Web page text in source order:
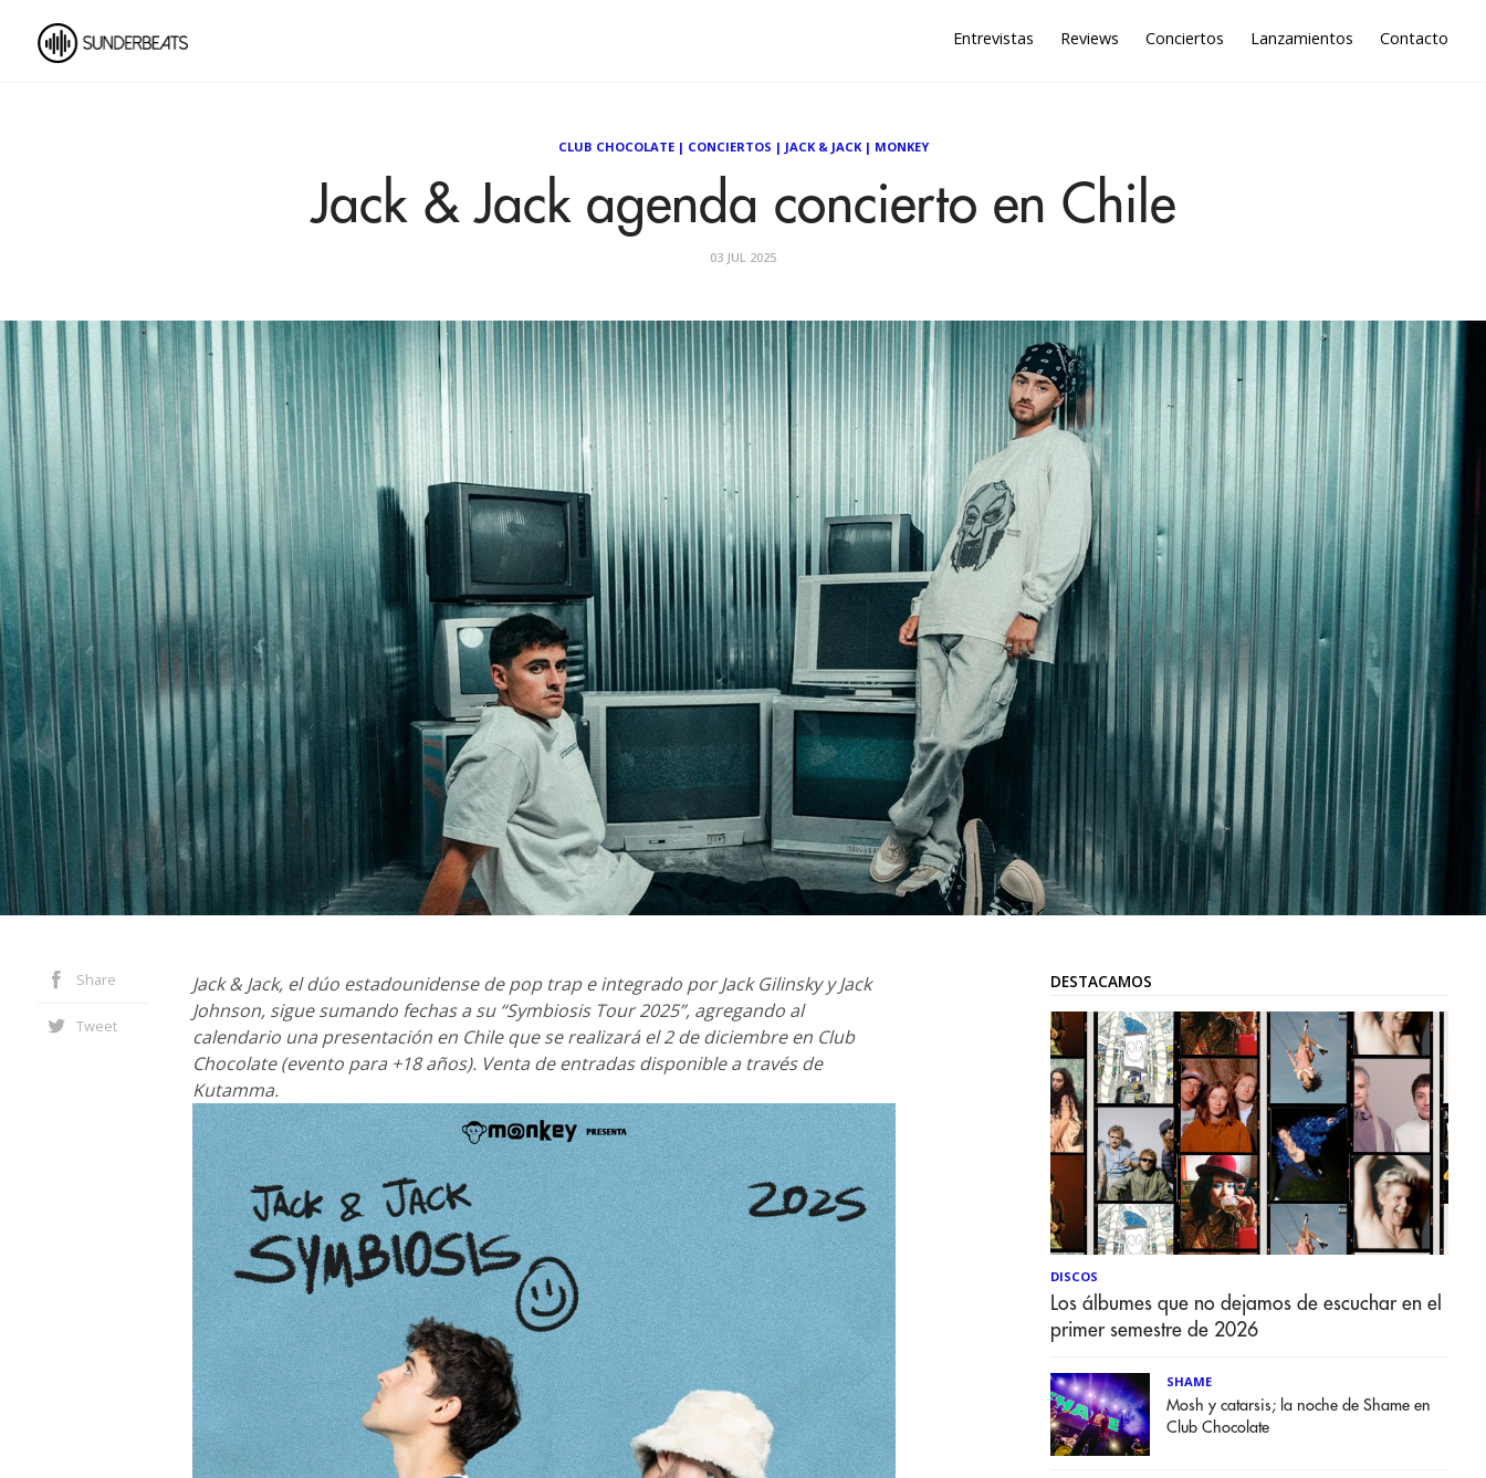
Entrevistas Reviews Conciertos Lanzamientos Contacto
CLUB CHOCOLATE| CONCIERTOS | JACK & JACK| MONKEY
Jack & Jack agenda concierto en Chile
03 JUL 2025
Share
Tweet
Jack & Jack, el dúo estadounidense de pop trap e integrado por Jack Gilinsky y Jack
Johnson, sigue sumando fechas a su “Symbiosis Tour 2025”, agregando al
calendario una presentación en Chile que se realizará el 2 de diciembre en Club
Chocolate (evento para +18 años). Venta de entradas disponible a través de
Kutamma.
DESTACAMOS
DISCOS
Los álbumes que no dejamos de escuchar en el
primer semestre de 2026
SHAME
Mosh y catarsis; la noche de Shame en
Club Chocolate